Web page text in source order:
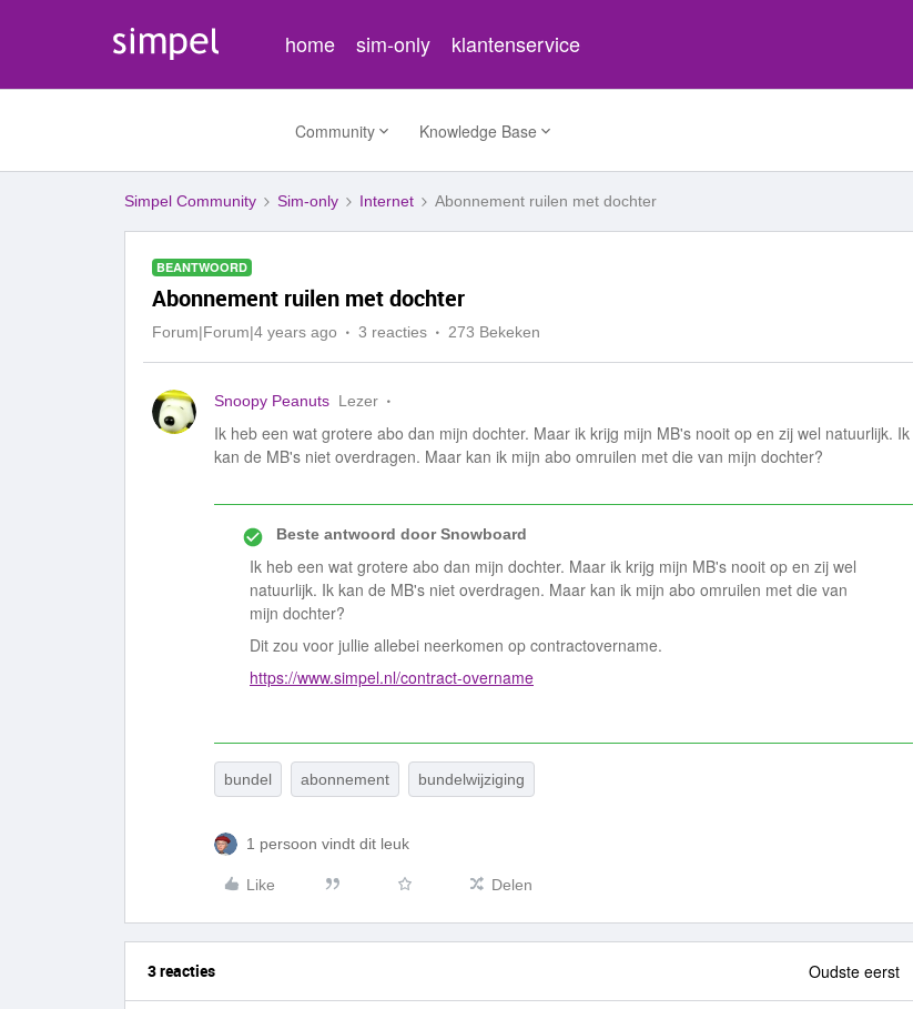
home sim-only klantenservice
Community Knowledge Base
Simpel Community Sim-only Internet Abonnement ruilen met dochter
BEANTWOORD
Abonnement ruilen met dochter
Forum|Forum|4 years ago 3 reacties 273 Bekeken
Snoopy Peanuts Lezer
Ik heb een wat grotere abo dan mijn dochter. Maar ik krijg mijn MB's nooit op en zij wel natuurlijk. Ik
kan de MB's niet overdragen. Maar kan ik mijn abo omruilen met die van mijn dochter?
Beste antwoord doorSnowboard
Ik heb een wat grotere abo dan mijn dochter. Maar ik krijg mijn MB's nooit op en zij wel
natuurlijk. Ik kan de MB's niet overdragen. Maar kan ik mijn abo omruilen met die van
mijn dochter?
Dit zou voor jullie allebei neerkomen op contractovername.
https://www.simpel.nl/contract-overname
bundel abonnement bundelwijziging
1 persoon vindt dit leuk
Like Delen
3 reacties Oudste eerst